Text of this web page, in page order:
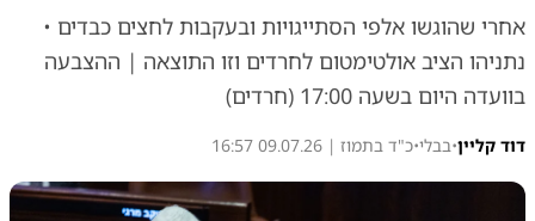
אחרי שהוגשו אלפי הסתייגויות ובעקבות לחצים כבדים •
נתניהו הציב אולטימטום לחרדים וזו התוצאה | ההצבעה
בוועדה היום בשעה 17:00 (חרדים)
דוד קליין•בבלי•כ"ד בתמוז | 09.07.26 16:57